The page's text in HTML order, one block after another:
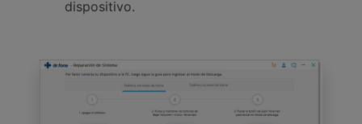
dispositivo.